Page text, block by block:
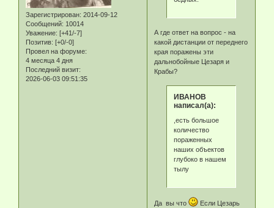
Зарегистрирован: 2014-09-12
Сообщений: 10014
Уважение: [+41/-7]
Позитив: [+0/-0]
Провел на форуме:
4 месяца 4 дня
Последний визит:
2026-06-03 09:51:35
А где ответ на вопрос - на
какой дистанции от переднего
края поражены эти
дальнобойные Цезаря и
Крабы?
ИВАНОВ
написал(а):
,есть большое
количество
пораженных
наших объектов
глубоко в нашем
тылу
Да вы что
Если Цезарь